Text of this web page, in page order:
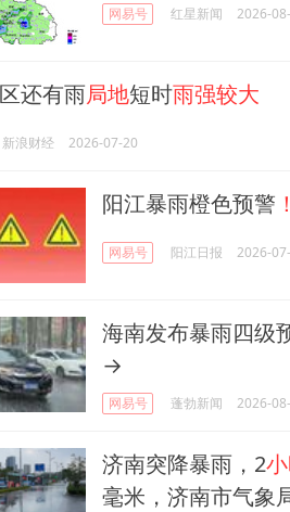
网易号 红星新闻 2026-
还有雨局地短时雨强较大
新浪财经 2026-07-20
阳江暴雨橙色预警
网易号 阳江日报 2026-
海南发布暴雨四级
→
网易号 蓬勃新闻 2026-
济南突降暴雨，2
毫米，济南市气象